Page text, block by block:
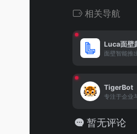
相关导航
Luca面壁
TigerBot
暂无评论